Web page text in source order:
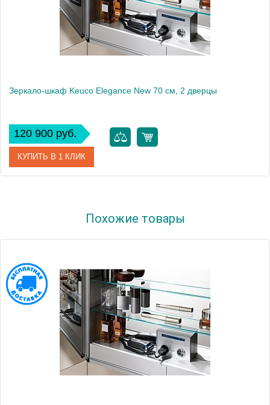
Зеркало-шкаф Keuco Elegance New 70 см, 2 дверцы
120 900 руб.
КУПИТЬ В 1 КЛИК
Производитель Keuco
Высота, см
Монтаж
Похожие товары